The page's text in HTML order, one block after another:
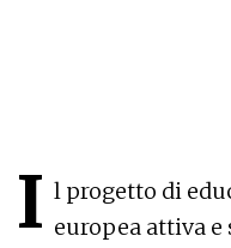
I l progetto di
europea attiva e